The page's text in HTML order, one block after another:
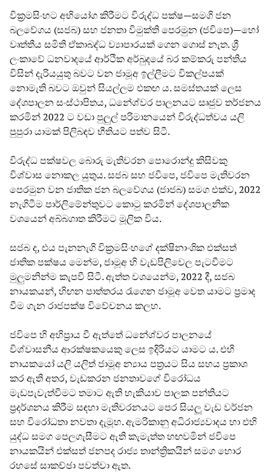
වික්‍රමසිංහට අභියෝග කිරීමට විරුද්ධ පක්ෂ—සමගි ජන
බලවේගය (සජබ) සහ ජනතා විමුක්ති පෙරමුන (ජවිපෙ)—හෝ
වෘත්තීය සමිති ඒකාබද්ධ ව්‍යාපාරයක් ගෙන ගොස් නැත. ශ්‍රී
ලංකාවේ ධනවාදයේ ආර්ථික අර්බුදයේ බර කම්කරු පන්තිය
විසින් දැරියයුතු බවට වන ජාමූඅ ඉල්ලීමට විකල්පයක්
නොමැති බවට ඔවුන් සියල්ලම එකඟ ය. සමස්තයක් ලෙස
දේශපාලන සංස්ථාපිතය, ධනේශ්වර පාලනයට සෘජුව තර්ජනය
කරමින් 2022 ට වඩා පුලුල් පරිමානයෙන් විරුද්ධත්වය යලි
පුපුරා යාමක් පිලිබඳව භීතියට පත්ව සිටී.
විරුද්ධ පක්ෂවල බොරු මැතිවරන පොරොන්දු කිසිවකු
විශ්වාස නොකල යුතුය. සජබ සහ ජවිපෙ, ජවිපෙ මැතිවරන
පෙරමුන වන ජාතික ජන බලවේගය (ජාජබ) සමග එක්ව, 2022
නැගිටීම පාර්ලිමේන්තුවට කොටු කරමින් දේශපාලනික
වශයෙන් අබ්බගාත කිරීමට මූලික විය.
සජබ ද, එය පැනනැගි වික්‍රමසිංහගේ දක්ෂිනාංශික එක්සත්
ජාතික පක්ෂය මෙන්ම, ජාමූඅ හි වැඩපිලිවෙල පැටවීමට
මුලුමනින්ම කැපවී සිටී. ඇත්ත වශයෙන්ම, 2022 දී, සජබ
නායකයන්, හිඟන පාත්තරය රැගෙන ජාමූඅ වෙත යාමට ප්‍රමාද
වීම ගැන රාජපක්ෂ විවේචනය කලහ.
ජවිපෙ හි අභිප්‍රාය වී ඇත්තේ ධනේශ්වර පාලනයේ
විශ්වාසනීය ආරක්ෂකයෙකු ලෙස ඉදිරියට යාමට ය. එහි
නායකයෝ යලි යලිත් ජාමූඅ න්‍යාය පත්‍රයට සිය සහය ප්‍රකාශ
කර ඇති අතර, වැඩකරන ජනතාවගේ විරෝධය
මැඩපැවැත්වීමට තමාට ඇති හැකියාව පාලක පන්තියට
ප්‍රදර්ශනය කිරීම සඳහා මැතිවරනයට පෙර සියලූ වැඩ වර්ජන
සහ විරෝධතා නවතා දැමූහ. ඇමරිකානු අධිරාජ්‍යවාදය හා එහි
යුද්ධ සමග පෙලගැසීමට ඇති කැමැත්ත හඟවමින් ජවිපෙ
නායකයින් එක්සත් ජනපද රාජ්‍ය තාන්ත්‍රිකයින් සමග හොර
රහසේ සාකච්ඡා පවත්වා ඇත.